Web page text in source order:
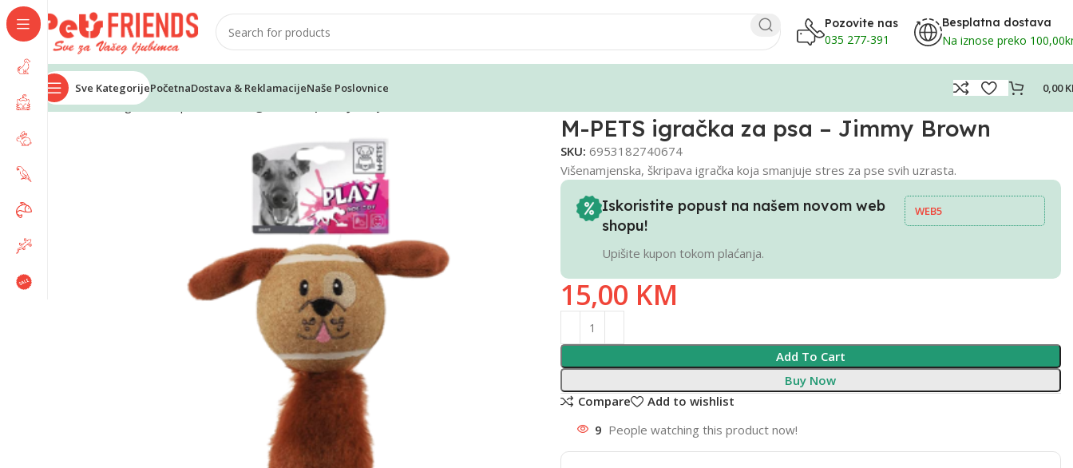
Pozovite nas
035 277-391
Besplatna dostava
Na iznose preko
Sve KategorijePočetnaDostava & ReklamacijeNaše Poslovnice 0,00
Home Psi Igračke za pse
M-PETS igračka za psa – Jimmy Brown
SKU: 6953182740674
Višenamjenska, škripava igračka koja smanjuje stres za pse svih uzrasta.
Iskoristite popust na našem novom web
shopu!
Upišite kupon tokom plaćanja.
WEB5
15,00 KM
Add To Cart
Buy Now
Compare
Add to wishlist
9 People watching this product now!